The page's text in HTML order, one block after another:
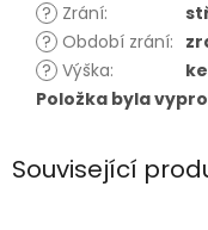
? Zrání:
? Období zrání:
? Výška:
Položka byla
Související